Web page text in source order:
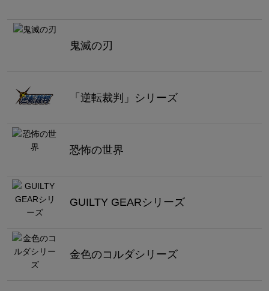
鬼滅の刃
「逆転裁判」シリーズ
恐怖の世界
GUILTY GEARシリーズ
金色のコルダシリーズ